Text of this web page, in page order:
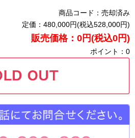
商品コード：売却済み
定価：480,000円(税込528,000円)
販売価格：0円(税込0円)
ポイント：0